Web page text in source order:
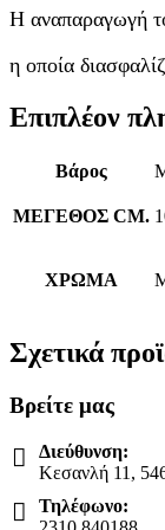
Η αναπαραγωγή
η οποία
Επιπλέον
Βάρος
ΜΕΓΕΘΟΣ CM.
ΧΡΩΜΑ
Σχετικά
Βρείτε μας
Διεύθυνση:
Κεσανλή 11,
Τηλέφωνο: